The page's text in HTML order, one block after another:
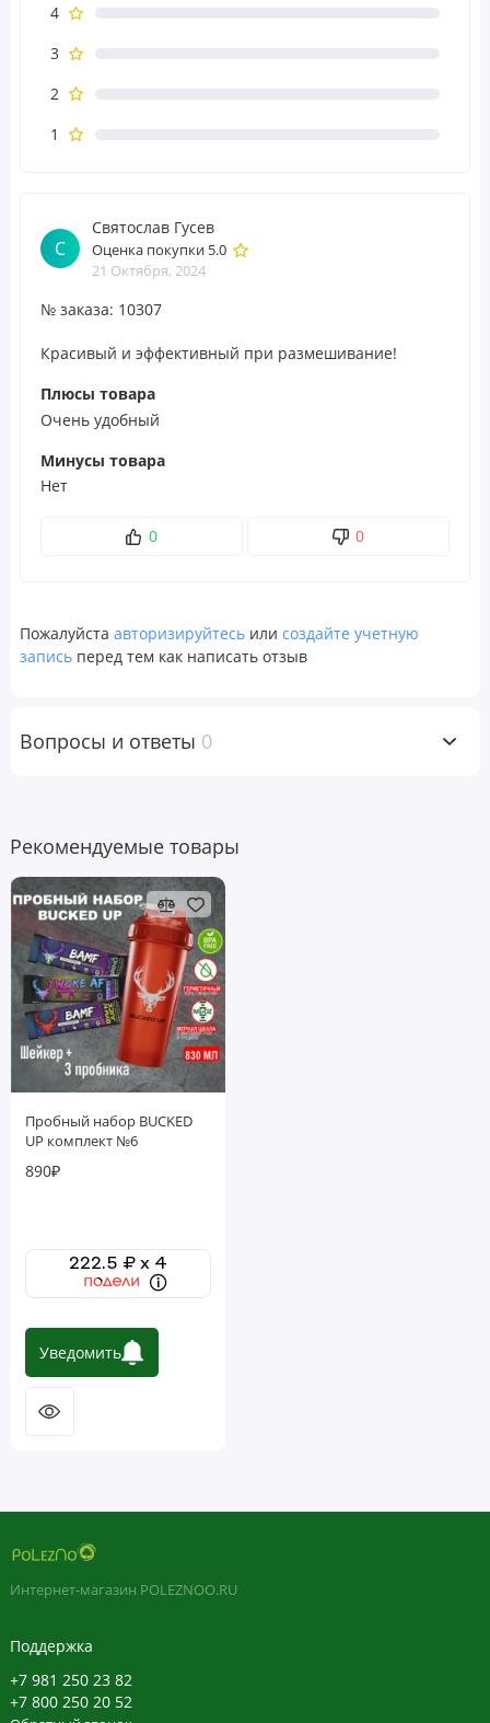
4
3
2
1
С
Святослав Гусев
Оценка покупки 5.0
21 Октября, 2024
№ заказа: 10307
Красивый и эффективный при размешивание!
Плюсы товара
Очень удобный
Минусы товара
Нет
0 0
Пожалуйста авторизируйтесь или создайте учетную
запись перед тем как написать отзыв
Вопросы и ответы 0
Рекомендуемые товары
Пробный набор BUCKED
UP комплект №6
890₽
222.5 ₽ x 4
Уведомить
Интернет-магазин POLEZNOO.RU
Поддержка
+7 981 250 23 82
+7 800 250 20 52